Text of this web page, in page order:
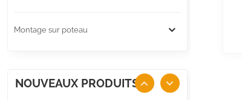
Montage sur poteau
NOUVEAUX PRODUITS